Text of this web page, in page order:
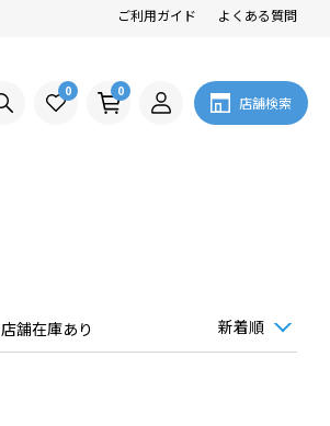
ご利用ガイド よくある質問
0 0
店舗検索
店舗在庫あり